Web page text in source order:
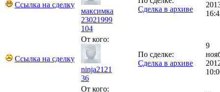
Ссылка на сделку
максимка
23021999
104
Сделка в архиве
Ссылка на сделку
От кого:
ninja2121
36
По сделке:
Сделка в архиве
9
От кого: